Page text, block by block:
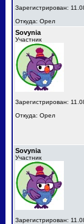
Зарегистрирован:
Откуда: Орел
Sovynia
Участник
Зарегистрирован:
Откуда: Орел
Sovynia
Участник
Зарегистрирован: